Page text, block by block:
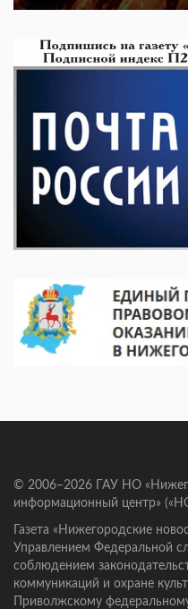
© 2006–2026 ГАУ НО
информационный центр»
Газета «Нижегородские
Управлением Федеральной
соблюдением
коммуникаций и охране
Приволжскому